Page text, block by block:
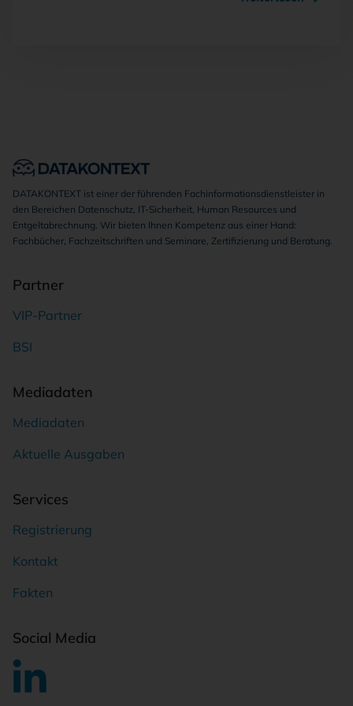
DATAKONTEXT ist einer der führenden Fachinformationsdienstleister in
den Bereichen Datenschutz, IT-Sicherheit, Human Resources und
Entgeltabrechnung. Wir bieten Ihnen Kompetenz aus einer Hand:
Fachbücher, Fachzeitschriften und Seminare, Zertifizierung und Beratung.
Partner
VIP-Partner
BSI
Mediadaten
Mediadaten
Aktuelle Ausgaben
Services
Registrierung
Kontakt
Fakten
Social Media